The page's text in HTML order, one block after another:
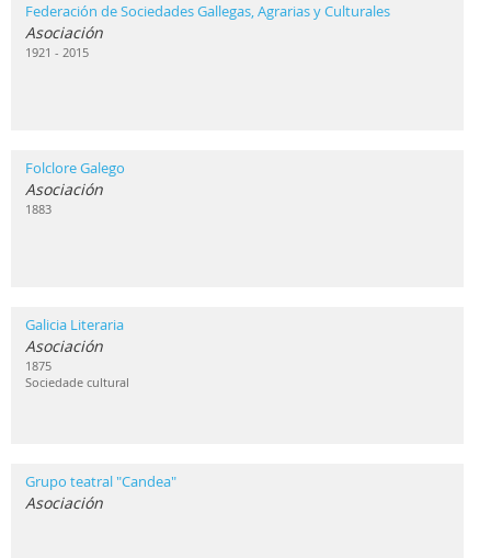
Federación de Sociedades Gallegas, Agrarias y Culturales
Asociación
1921 - 2015
Folclore Galego
Asociación
1883
Galicia Literaria
Asociación
1875
Sociedade cultural
Grupo teatral "Candea"
Asociación